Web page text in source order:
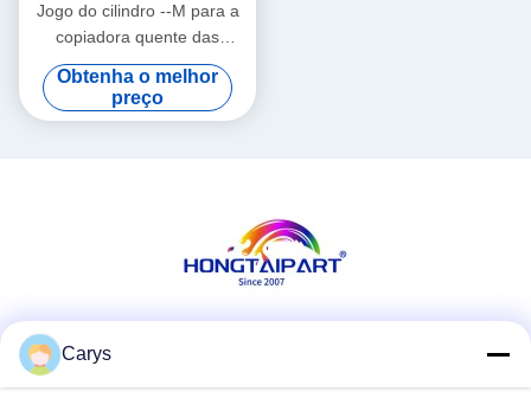
Jogo do cilindro --M para a
copiadora quente das
vendas de OKI C710 C711
fornece a unidade de
cilindro--M tem de alta
Obtenha o melhor
preço
Carys